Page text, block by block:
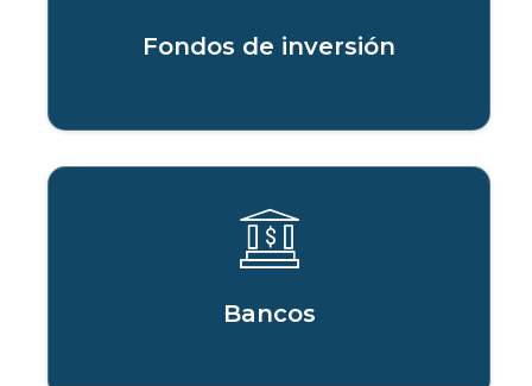
Fondos de inversión
Bancos